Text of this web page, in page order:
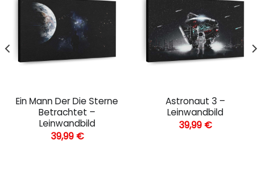
Ein Mann Der Die Sterne
Betrachtet –
Leinwandbild
39,99 €
Astronaut 3 –
Leinwandbild
39,99 €